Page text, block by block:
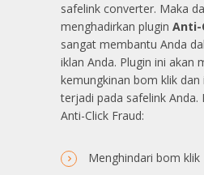
safelink converter. Maka
menghadirkan plugin Anti-
sangat membantu Anda
iklan Anda. Plugin ini akan
kemungkinan bom klik dan
terjadi pada safelink Anda.
Anti-Click Fraud:
Menghindari bom klik